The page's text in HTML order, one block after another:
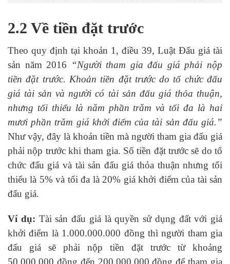
2.2 Về tiền đặt trước
Theo quy định tại khoản 1, điều 39, Luật Đấu giá tài
sản năm 2016 “Người tham gia đấu giá phải nộp
tiền đặt trước. Khoản tiền đặt trước do tổ chức đấu
giá tài sản và người có tài sản đấu giá thỏa thuận,
nhưng tối thiểu là năm phần trăm và tối đa là hai
mươi phần trăm giá khởi điểm của tài sản đấu giá.”
Như vậy, đây là khoản tiền mà người tham gia đấu giá
phải nộp trước khi tham gia. Số tiền đặt trước sẽ do tổ
chức đấu giá và tài sản đấu giá thỏa thuận nhưng tối
thiểu là 5% và tối đa là 20% giá khởi điểm của tài sản
đấu giá.
Ví dụ: Tài sản đấu giá là quyền sử dụng đất với giá
khởi điểm là 1.000.000.000 đồng thì người tham gia
đấu giá sẽ phải nộp tiền đặt trước từ khoảng
50.000.000 đồng đến 200.000.000 đồng để tham gia